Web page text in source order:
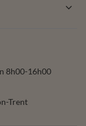
8h00-16h00
Trent